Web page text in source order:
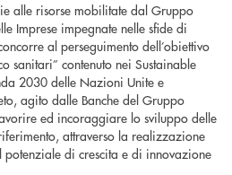
alle risorse mobilitate dal Gruppo
Imprese impegnate nelle sfide di
al perseguimento dell’obiettivo
sanitari” contenuto nei Sustainable
2030 delle Nazioni Unite e
agito dalle Banche del Gruppo
ed incoraggiare lo sviluppo delle
attraverso la realizzazione
di crescita e di innovazione